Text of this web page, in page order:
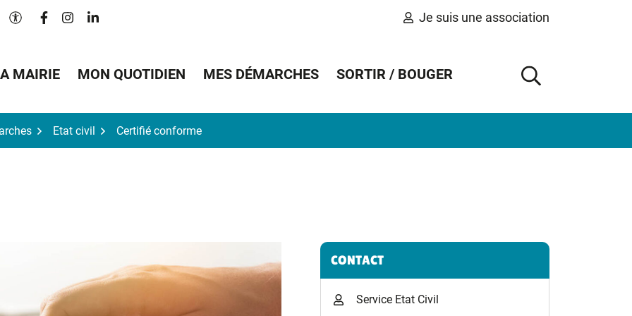
Paramètres d'accessibilité
Lien vers le compte Facebook
Lien vers le compte Instagram
Lien vers le compte Linkedin Je suis une association
MAIRIE MON QUOTIDIEN MES DÉMARCHES SORTIR / BOUGER
AFFICHER
Etat civil Certifié conforme
Informations complémentaires
CONTACT
Service Etat Civil